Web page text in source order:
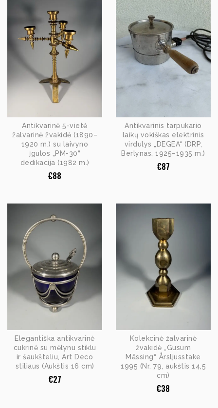
Antikvarinė 5-vietė
žalvarinė žvakidė (1890–
1920 m.) su laivyno
įgulos „PM-30“
dedikacija (1982 m.)
€88
Antikvarinis tarpukario
laikų vokiškas elektrinis
virdulys „DEGEA“ (DRP,
Berlynas, 1925–1935 m.)
€87
Elegantiška antikvarinė
cukrinė su mėlynu stiklu
ir šaukšteliu, Art Deco
stiliaus (Aukštis 16 cm)
€27
Kolekcinė žalvarinė
žvakidė „Gusum
Mässing“ Årsljusstake
1995 (Nr. 79, aukštis 14,5
cm)
€38